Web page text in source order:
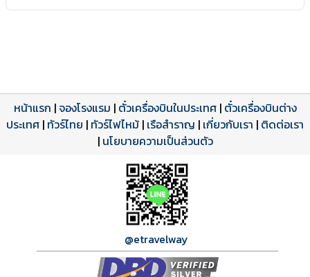
โปรแกรมทัวร์
ดาวน์โหลด PDF
รีวิวลูกค้าจริง
รีวิวจาก eTravelWay
เปิดหน้าเต็ม
ใบอนุญาตนำเที่ยว
เลขที่ 11/11450
เปิดหน้าเต็ม
หน้าแรก |จองโรงแรม | ตั๋วเครื่องบินในประเทศ| ตั๋วเครื่องบินต่าง
ประเทศ | ทัวร์ไทย | ทัวร์ไฟไหม้ | เรือสำราญ | เกี่ยวกับเรา | ติดต่อเรา
| นโยบายความเป็นส่วนตัว
@etravelway